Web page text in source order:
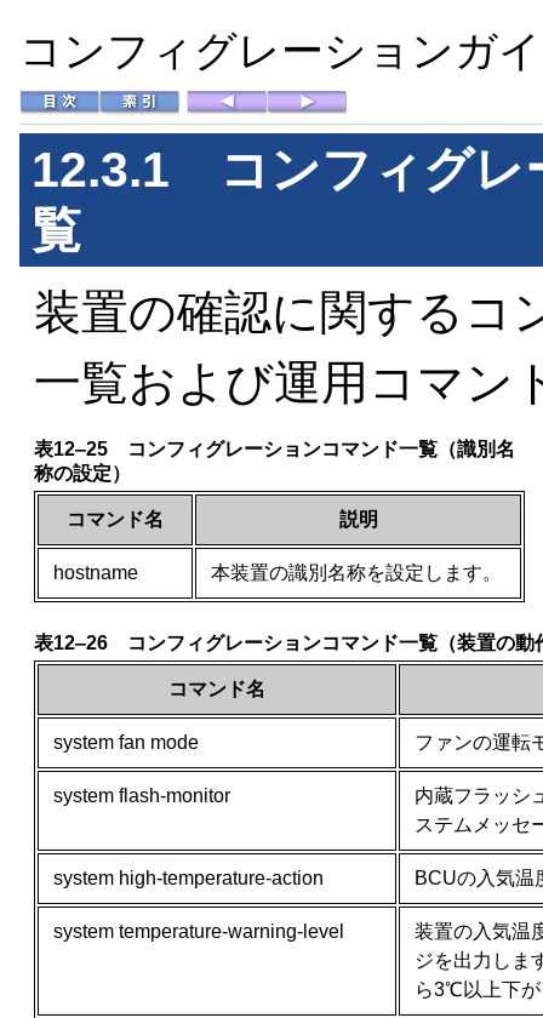
コンフィグレーションガ
12.3.1 コンフィグレ
覧
装置の確認に関するコ
一覧および運用コマン
表12‒25 コンフィグレーションコマンド一覧（識別名
称の設定）
コマンド名 説明
hostname 本装置の識別名称を設定します。
表12‒26 コンフィグレーションコマンド一覧（装置の動
コマンド名
system fan mode ファンの運転
system flash-monitor
内蔵フラッシ
ステムメッセ
system high-temperature-action BCUの入気温
system temperature-warning-level
装置の入気温
ジを出力しま
ら3℃以上下が